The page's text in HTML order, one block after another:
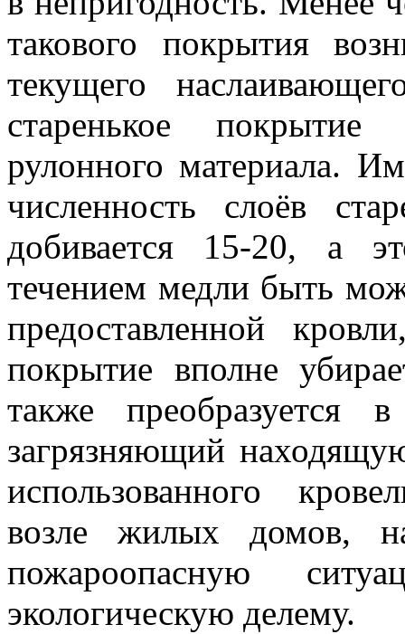
такового покрытия
текущего
старенькое
рулонного материала.
численность слоёв
добивается 15-20, а
течением медли быть
предоставленной
покрытие вполне
также преобразуется
загрязняющий
использованного
возле жилых домов,
пожароопасную
экологическую делему.